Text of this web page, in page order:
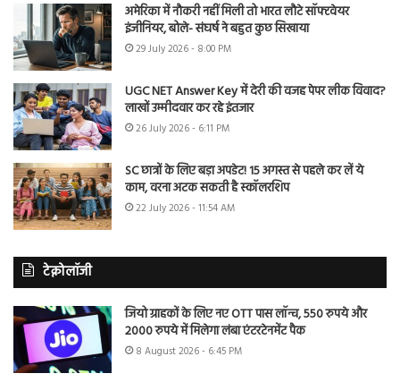
अमेरिका में नौकरी नहीं मिली तो भारत लौटे सॉफ्टवेयर
इंजीनियर, बोले- संघर्ष ने बहुत कुछ सिखाया
29 July 2026 - 8:00 PM
UGC NET Answer Key में देरी की वजह पेपर लीक विवाद?
लाखों उम्मीदवार कर रहे इंतजार
26 July 2026 - 6:11 PM
SC छात्रों के लिए बड़ा अपडेट! 15 अगस्त से पहले कर लें ये
काम, वरना अटक सकती है स्कॉलरशिप
22 July 2026 - 11:54 AM
टेक्नोलॉजी
जियो ग्राहकों के लिए नए OTT पास लॉन्च, 550 रुपये और
2000 रुपये में मिलेगा लंबा एंटरटेनमेंट पैक
8 August 2026 - 6:45 PM